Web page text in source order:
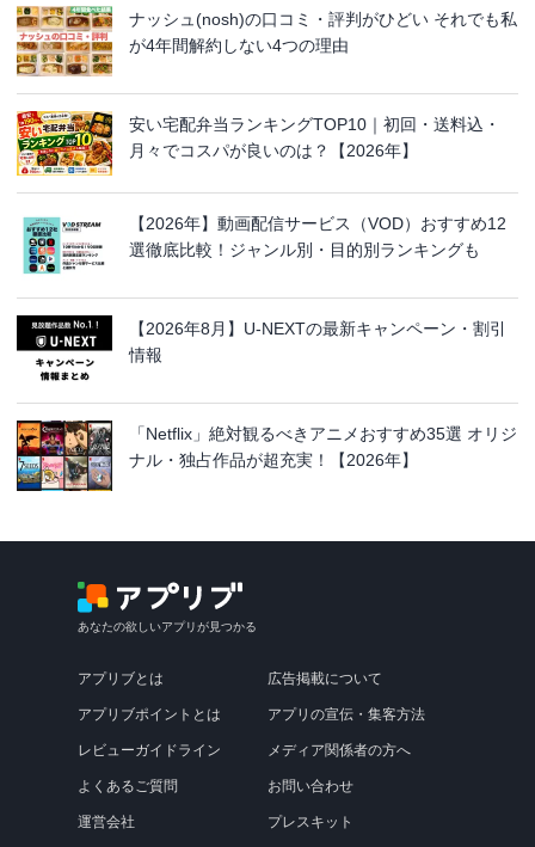
ナッシュ(nosh)の口コミ・評判がひどい それでも私
が4年間解約しない4つの理由
安い宅配弁当ランキングTOP10｜初回・送料込・
月々でコスパが良いのは？【2026年】
【2026年】動画配信サービス（VOD）おすすめ12
選徹底比較！ジャンル別・目的別ランキングも
【2026年8月】U-NEXTの最新キャンペーン・割引
情報
「Netflix」絶対観るべきアニメおすすめ35選 オリジ
ナル・独占作品が超充実！【2026年】
あなたの欲しいアプリが見つかる
アプリブとは
アプリブポイントとは
レビューガイドライン
よくあるご質問
運営会社
広告掲載について
アプリの宣伝・集客方法
メディア関係者の方へ
お問い合わせ
プレスキット